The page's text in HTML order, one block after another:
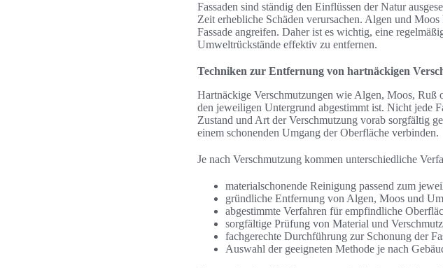
Fassaden sind ständig den Einflüssen der Natur
Zeit erhebliche Schäden verursachen. Algen und
Fassade angreifen. Daher ist es wichtig, eine
Umweltrückstände effektiv zu entfernen.
Techniken zur Entfernung von hartnäckigen
Hartnäckige Verschmutzungen wie Algen, Moos, Ruß
den jeweiligen Untergrund abgestimmt ist. Nicht jede
Zustand und Art der Verschmutzung vorab sorgfältig
einem schonenden Umgang der Oberfläche verbinden.
Je nach Verschmutzung kommen unterschiedliche
materialschonende Reinigung passend zum
gründliche Entfernung von Algen, Moos und
abgestimmte Verfahren für empfindliche
sorgfältige Prüfung von Material und
fachgerechte Durchführung zur Schonung der
Auswahl der geeigneten Methode je nach